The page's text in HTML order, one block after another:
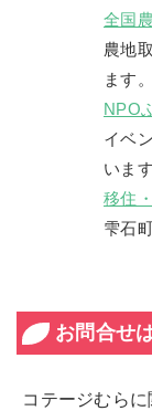
全国
農地
ます。
NPO
イベ
います
移住
雫石
お問合せ
コテージむら